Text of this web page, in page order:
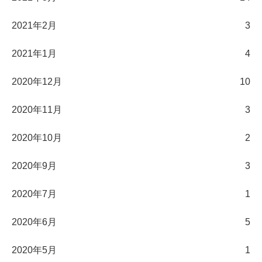
2021年2月 3
2021年1月 4
2020年12月 10
2020年11月 3
2020年10月 2
2020年9月 3
2020年7月 1
2020年6月 5
2020年5月 1